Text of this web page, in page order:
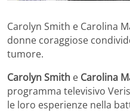
Carolyn Smith e Carolina
donne coraggiose
tumore.
Carolyn Smith e Carolina
programma televisivo
le loro esperienze nella